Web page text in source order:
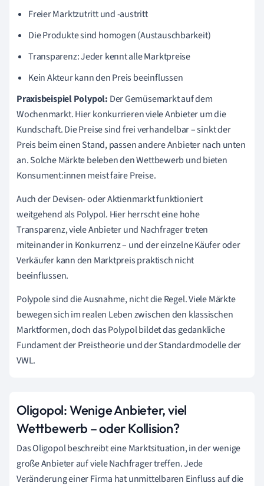
Freier Marktzutritt und -austritt
Die Produkte sind homogen (Austauschbarkeit)
Transparenz: Jeder kennt alle Marktpreise
Kein Akteur kann den Preis beeinflussen
Praxisbeispiel Polypol: Der Gemüsemarkt auf dem
Wochenmarkt. Hier konkurrieren viele Anbieter um die
Kundschaft. Die Preise sind frei verhandelbar – sinkt der
Preis beim einen Stand, passen andere Anbieter nach unten
an. Solche Märkte beleben den Wettbewerb und bieten
Konsument:innen meist faire Preise.
Auch der Devisen- oder Aktienmarkt funktioniert
weitgehend als Polypol. Hier herrscht eine hohe
Transparenz, viele Anbieter und Nachfrager treten
miteinander in Konkurrenz – und der einzelne Käufer oder
Verkäufer kann den Marktpreis praktisch nicht
beeinflussen.
Polypole sind die Ausnahme, nicht die Regel. Viele Märkte
bewegen sich im realen Leben zwischen den klassischen
Marktformen, doch das Polypol bildet das gedankliche
Fundament der Preistheorie und der Standardmodelle der
VWL.
Oligopol: Wenige Anbieter, viel
Wettbewerb – oder Kollision?
Das Oligopol beschreibt eine Marktsituation, in der wenige
große Anbieter auf viele Nachfrager treffen. Jede
Veränderung einer Firma hat unmittelbaren Einfluss auf die